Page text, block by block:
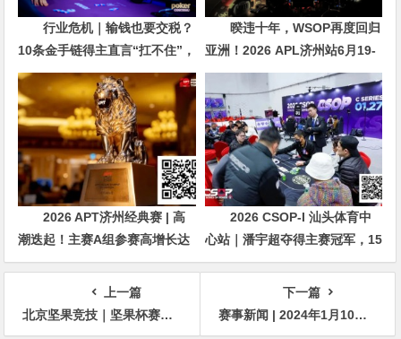
行业危机｜输钱也要交税？
10条金手链得主直言“扛不住”，
主动砍掉四分之三比赛
暌违十年，WSOP再度回归
亚洲！2026 APL济州站6月19-
28日盛大登场！
2026 APT济州经典赛 | 高
潮迭起！主赛A组参赛高增长达
676人次！中国选手 Tony Lin
逆袭夺超级豪客赛冠军！
2026 CSOP-I 汕头体育中
心站｜潘宇超夺得主赛冠军，15
年扑克路，圆梦CSOP！
上一篇
北京坚果竞技｜坚果杯赛事线上选拔全面开展，欢迎全国各地参赛选手参与选拔，届时来北京做客！
下一篇
赛事新闻 | 2024年1月10日-1月17日上海杯SHPC®冬季系列赛赛程赛制公布